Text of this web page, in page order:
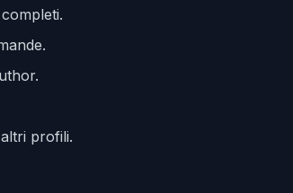
profili.